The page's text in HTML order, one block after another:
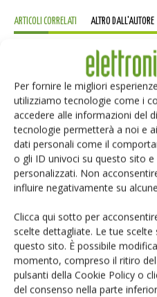
Per fornire le migliori
utilizziamo tecnologie come i
accedere alle informazioni del
tecnologie permetterà a noi e
dati personali come il
o gli ID univoci su questo sito
personalizzati. Non
influire negativamente su
Clicca qui sotto per
scelte dettagliate. Le tue
questo sito. È possibile
momento, compreso il ritiro
pulsanti della Cookie Policy o
del consenso nella parte
ARTICOLI CORRELATI ALTRO DALL'AUTORE
IA
decisiva
Smart
sicurezza
Siemens e